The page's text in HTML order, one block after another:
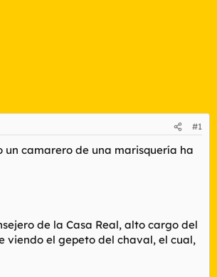
#1
camarero de una marisquería ha
de la Casa Real, alto cargo del
viendo el gepeto del chaval, el cual,